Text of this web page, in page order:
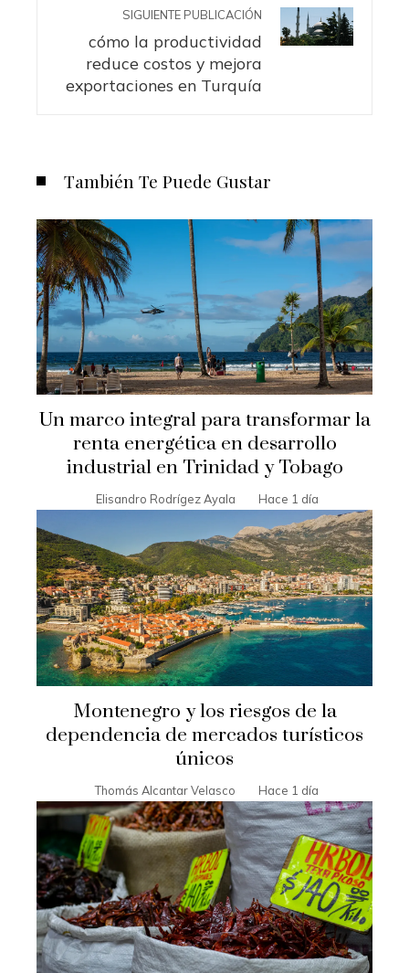
SIGUIENTE PUBLICACIÓN
cómo la productividad
reduce costos y mejora
exportaciones en Turquía
También Te Puede Gustar
Un marco integral para transformar la
renta energética en desarrollo
industrial en Trinidad y Tobago
Elisandro Rodrígez Ayala Hace 1 día
Montenegro y los riesgos de la
dependencia de mercados turísticos
únicos
Thomás Alcantar Velasco Hace 1 día